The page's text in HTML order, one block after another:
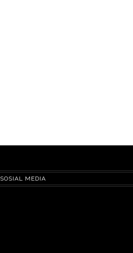
SOSIAL MEDIA